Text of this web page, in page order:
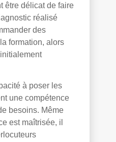
être délicat de faire
réalisé
des
formation, alors
à poser les
une compétence
besoins. Même
est maîtrisée, il